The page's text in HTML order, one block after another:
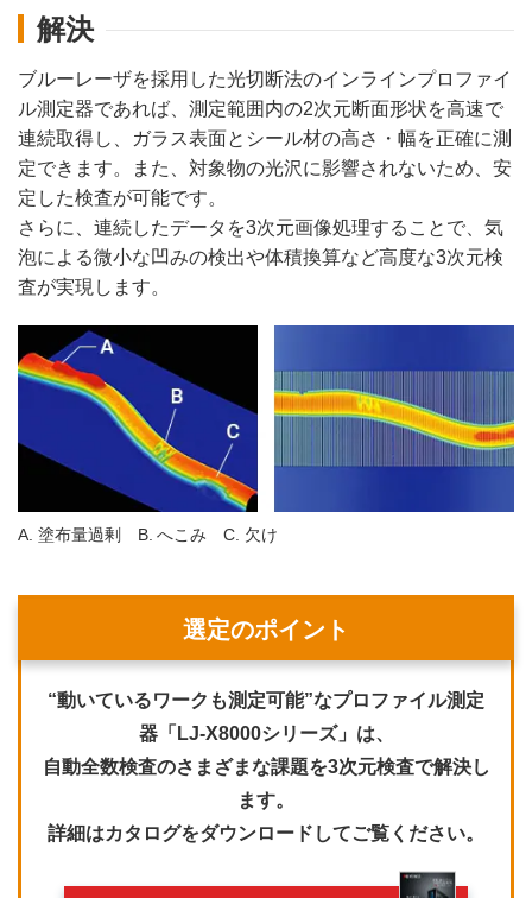
解決
ブルーレーザを採用した光切断法のインラインプロファイ
ル測定器であれば、測定範囲内の2次元断面形状を高速で
連続取得し、ガラス表面とシール材の高さ・幅を正確に測
定できます。また、対象物の光沢に影響されないため、安
定した検査が可能です。
さらに、連続したデータを3次元画像処理することで、気
泡による微小な凹みの検出や体積換算など高度な3次元検
査が実現します。
A 塗布量過剰 B へこみ C 欠け
選定のポイント
“動いているワークも測定可能”なプロファイル測定
器「LJ-X8000シリーズ」は、
自動全数検査のさまざまな課題を3次元検査で解決し
ます。
詳細はカタログをダウンロードしてご覧ください。